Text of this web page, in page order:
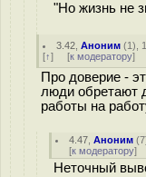
"Но жизнь не
3.42 ,Аноним (1),
[↑] [к модератору]
Про доверие -
люди обретают
работы на
4.47 ,Аноним (7
[к модератору]
Неточный